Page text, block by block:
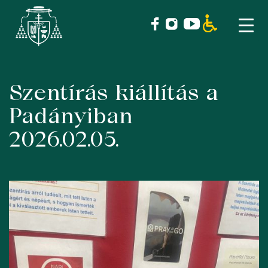
Skip
content
Szentírás kiállítás a
Padányiban
2026.02.05.